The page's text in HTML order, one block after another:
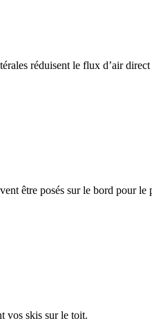
réduisent le flux d’air
être posés sur le bord pour
vos skis sur le toit.